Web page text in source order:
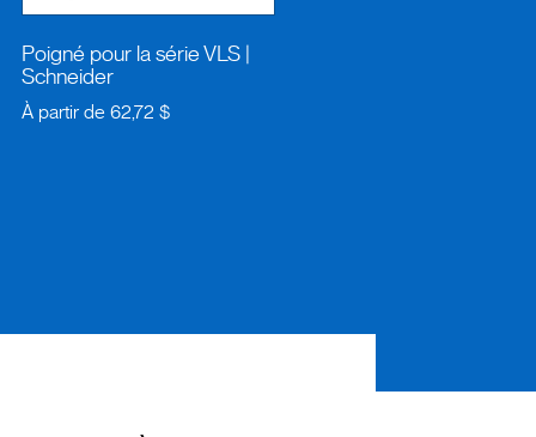
Poigné pour la série VLS
Schneider
À partir de 62,72 $